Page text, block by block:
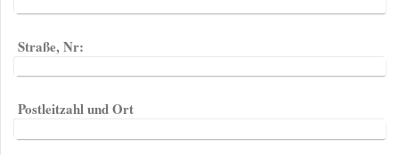
Straße, Nr:
Postleitzahl und Ort